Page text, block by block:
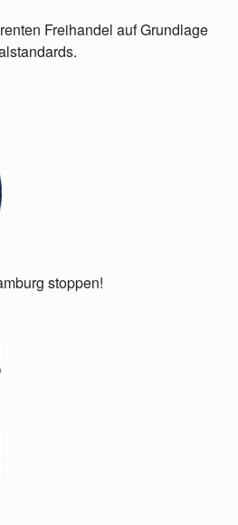
Freihandel auf Grundlage
stoppen!